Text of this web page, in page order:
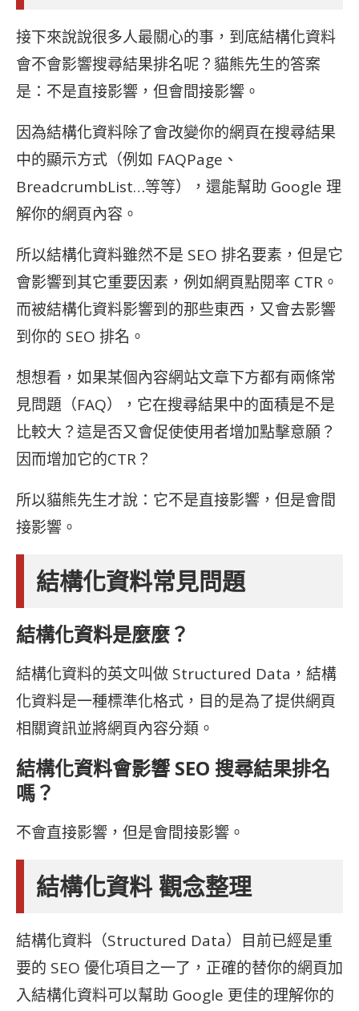
接下來說說很多人最關心的事，到底結構化資料
會不會影響搜尋結果排名呢？貓熊先生的答案
是：不是直接影響，但會間接影響。
因為結構化資料除了會改變你的網頁在搜尋結果
中的顯示方式（例如 FAQPage、
BreadcrumbList…等等），還能幫助 Google 理
解你的網頁內容。
所以結構化資料雖然不是 SEO 排名要素，但是它
會影響到其它重要因素，例如網頁點閱率 CTR。
而被結構化資料影響到的那些東西，又會去影響
到你的 SEO 排名。
想想看，如果某個內容網站文章下方都有兩條常
見問題（FAQ），它在搜尋結果中的面積是不是
比較大？這是否又會促使使用者增加點擊意願？
因而增加它的CTR？
所以貓熊先生才說：它不是直接影響，但是會間
接影響。
結構化資料常見問題
結構化資料是麼麼？
結構化資料的英文叫做 Structured Data，結構
化資料是一種標準化格式，目的是為了提供網頁
相關資訊並將網頁內容分類。
結構化資料會影響 SEO 搜尋結果排名
嗎？
不會直接影響，但是會間接影響。
結構化資料 觀念整理
結構化資料（Structured Data）目前已經是重
要的 SEO 優化項目之一了，正確的替你的網頁加
入結構化資料可以幫助 Google 更佳的理解你的